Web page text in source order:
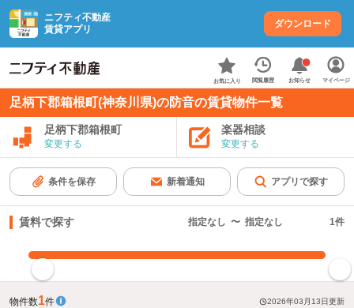
ニフティ不動産
賃貸アプリ
ダウンロード
お気に入り 閲覧履歴 お知らせ マイページ
足柄下郡箱根町(神奈川県)の防音の賃貸物件一覧
足柄下郡箱根町
変更する
楽器相談
変更する
条件を保存 新着通知 アプリで探す
賃料で探す 指定なし 〜 指定なし 1件
物件数1件 2026年03月13日更新